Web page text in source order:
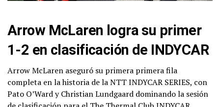
Arrow McLaren logra su primer
1-2 en clasificación de INDYCAR
Arrow McLaren aseguró su primera primera fila
completa en la historia de la NTT INDYCAR SERIES, con
Pato O’Ward y Christian Lundgaard dominando la sesión